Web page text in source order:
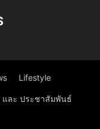
Lifestyle
และ ประชาสัมพันธ์